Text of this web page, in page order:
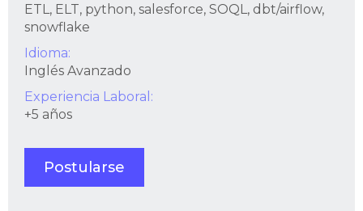
ETL, ELT, python, salesforce, SOQL, dbt/airflow,
snowflake
Idioma:
Inglés Avanzado
Experiencia Laboral:
+5 años
Postularse